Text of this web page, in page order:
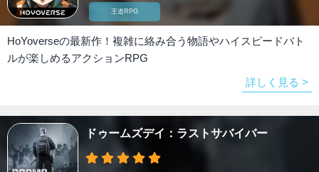
王道RPG
HoYoverseの最新作！複雑に絡み合う物語やハイスピードバト
ルが楽しめるアクションRPG
詳しく見る >
ドゥームズデイ：ラストサバイバー